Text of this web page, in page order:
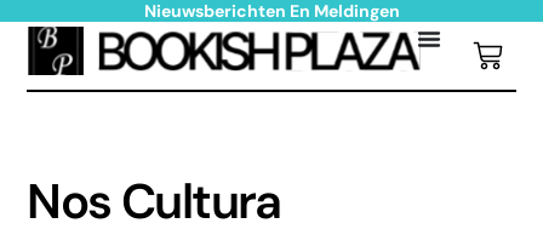
Nieuwsberichten En Meldingen
Nos Cultura